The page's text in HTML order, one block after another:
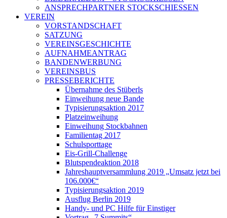
ANSPRECHPARTNER STOCKSCHIESSEN
VEREIN
VORSTANDSCHAFT
SATZUNG
VEREINSGESCHICHTE
AUFNAHMEANTRAG
BANDENWERBUNG
VEREINSBUS
PRESSEBERICHTE
Übernahme des Stüberls
Einweihung neue Bande
Typisierungsaktion 2017
Platzeinweihung
Einweihung Stockbahnen
Familientag 2017
Schulsporttage
Eis-Grill-Challenge
Blutspendeaktion 2018
Jahreshauptversammlung 2019 „Umsatz jetzt bei
106.000€“
Typisierungsaktion 2019
Ausflug Berlin 2019
Handy- und PC Hilfe für Einstiger